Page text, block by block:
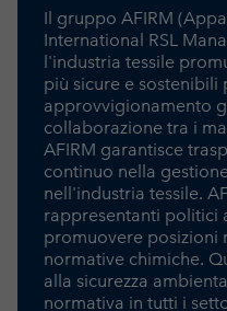
Il gruppo AFIRM
International RSL
l'industria tessile
più sicure e sostenibili
approvvigionamento
collaborazione tra i
AFIRM garantisce
continuo nella
nell'industria tessile.
rappresentanti politici
promuovere posizioni
normative chimiche.
alla sicurezza
normativa in tutti i